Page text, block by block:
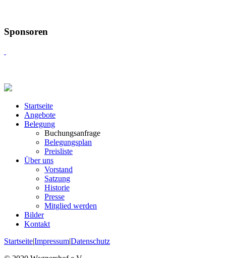
Sponsoren
Startseite
Angebote
Belegung
Buchungsanfrage
Belegungsplan
Preisliste
Über uns
Vorstand
Satzung
Historie
Presse
Mitglied werden
Bilder
Kontakt
Startseite|Impressum|Datenschutz